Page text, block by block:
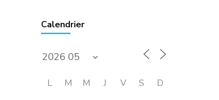
Calendrier
L M M J V S D